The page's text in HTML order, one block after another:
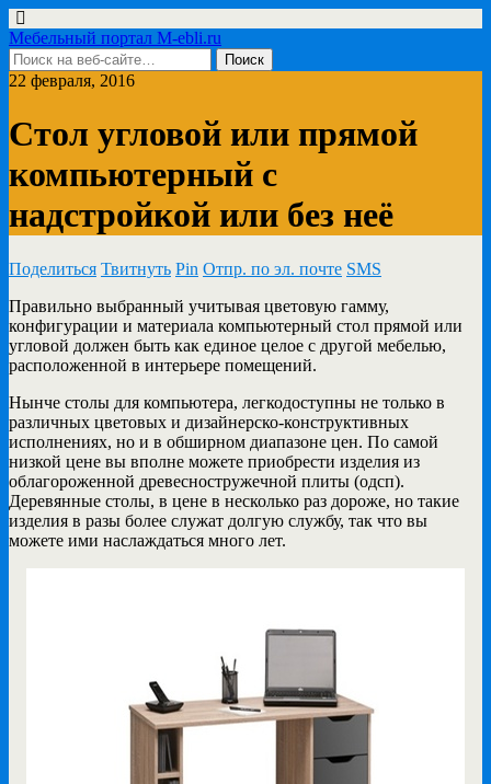
Мебельный портал M-ebli.ru
22 февраля, 2016
Стол угловой или прямой
компьютерный с
надстройкой или без неё
Поделиться Твитнуть Pin Отпр. по эл. почте SMS
Правильно выбранный учитывая цветовую гамму,
конфигурации и материала компьютерный стол прямой или
угловой должен быть как единое целое с другой мебелью,
расположенной в интерьере помещений.
Нынче столы для компьютера, легкодоступны не только в
различных цветовых и дизайнерско-конструктивных
исполнениях, но и в обширном диапазоне цен. По самой
низкой цене вы вполне можете приобрести изделия из
облагороженной древесностружечной плиты (одсп).
Деревянные столы, в цене в несколько раз дороже, но такие
изделия в разы более служат долгую службу, так что вы
можете ими наслаждаться много лет.